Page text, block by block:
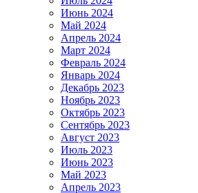
Июнь 2024
Май 2024
Апрель 2024
Март 2024
Февраль 2024
Январь 2024
Декабрь 2023
Ноябрь 2023
Октябрь 2023
Сентябрь 2023
Август 2023
Июль 2023
Июнь 2023
Май 2023
Апрель 2023